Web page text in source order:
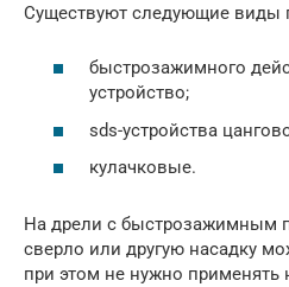
Существуют следующие виды
быстрозажимного
устройство;
sds-устройства
кулачковые.
На дрели с быстрозажимным
сверло или другую насадку
при этом не нужно применять